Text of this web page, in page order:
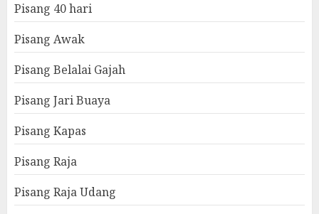
Pisang 40 hari
Pisang Awak
Pisang Belalai Gajah
Pisang Jari Buaya
Pisang Kapas
Pisang Raja
Pisang Raja Udang